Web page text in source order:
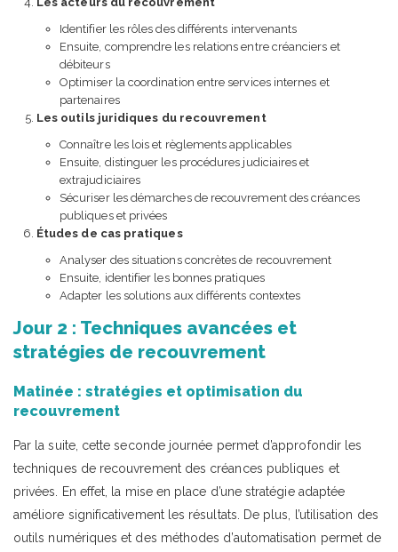
Identifier les rôles des différents intervenants
Ensuite, comprendre les relations entre créanciers et
débiteurs
Optimiser la coordination entre services internes et
partenaires
Les outils juridiques du recouvrement
Connaître les lois et règlements applicables
Ensuite, distinguer les procédures judiciaires et
extrajudiciaires
Sécuriser les démarches de recouvrement des créances
publiques et privées
Études de cas pratiques
Analyser des situations concrètes de recouvrement
Ensuite, identifier les bonnes pratiques
Adapter les solutions aux différents contextes
Jour 2 : Techniques avancées et
stratégies de recouvrement
Matinée : stratégies et optimisation du
recouvrement
Par la suite, cette seconde journée permet d’approfondir les
techniques de recouvrement des créances publiques et
privées. En effet, la mise en place d’une stratégie adaptée
améliore significativement les résultats. De plus, l’utilisation des
outils numériques et des méthodes d’automatisation permet de